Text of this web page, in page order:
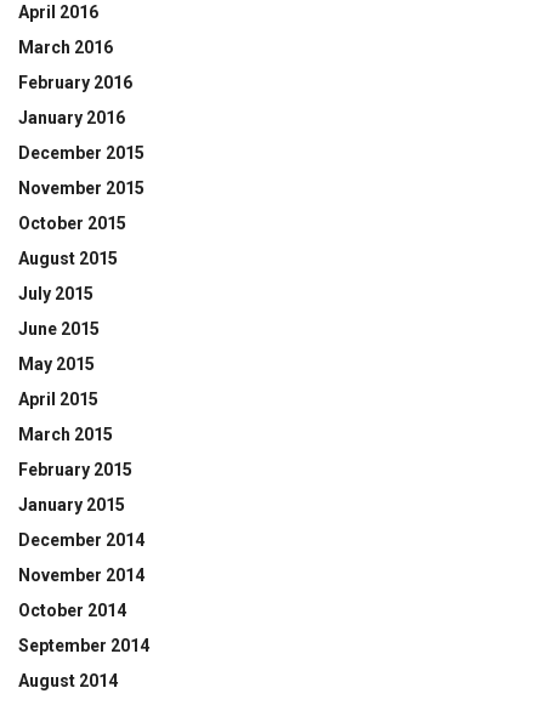
April 2016
March 2016
February 2016
January 2016
December 2015
November 2015
October 2015
August 2015
July 2015
June 2015
May 2015
April 2015
March 2015
February 2015
January 2015
December 2014
November 2014
October 2014
September 2014
August 2014